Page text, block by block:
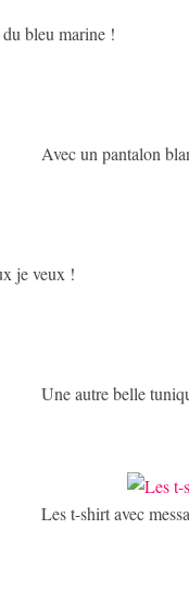
bleu marine !
Avec un pantalon
je veux !
Une autre belle
Les t-shirt avec